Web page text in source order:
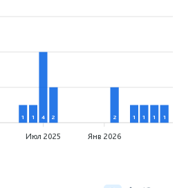
1 1 4 2 2 1 1 1 1
Июл 2025 Янв 2026